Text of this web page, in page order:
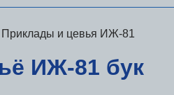
Приклады и цевья ИЖ-81
ИЖ-81 бук